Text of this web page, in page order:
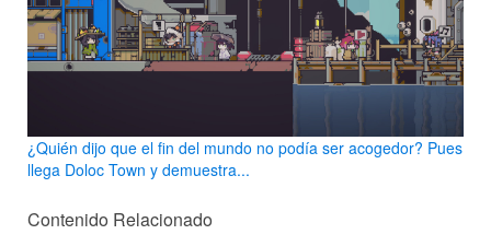
¿Quién dijo que el fin del mundo no podía ser acogedor? Pues
llega Doloc Town y demuestra...
Contenido Relacionado